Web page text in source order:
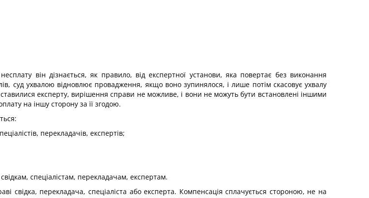
він дізнається, як правило, від експертної установи, яка повертає без виконання
суд ухвалою відновлює провадження, якщо воно зупинялося, і лише потім скасовує ухвалу
експерту, вирішення справи не можливе, і вони не можуть бути встановлені іншими
на іншу сторону за її згодою.
перекладачів, експертів;
спеціалістам, перекладачам, експертам.
свідка, перекладача, спеціаліста або експерта. Компенсація сплачується стороною, не на